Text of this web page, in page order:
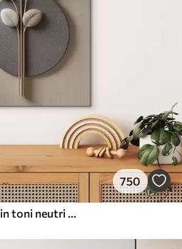
750
Cerchi in rilievo e un ramo in toni neutri caldi